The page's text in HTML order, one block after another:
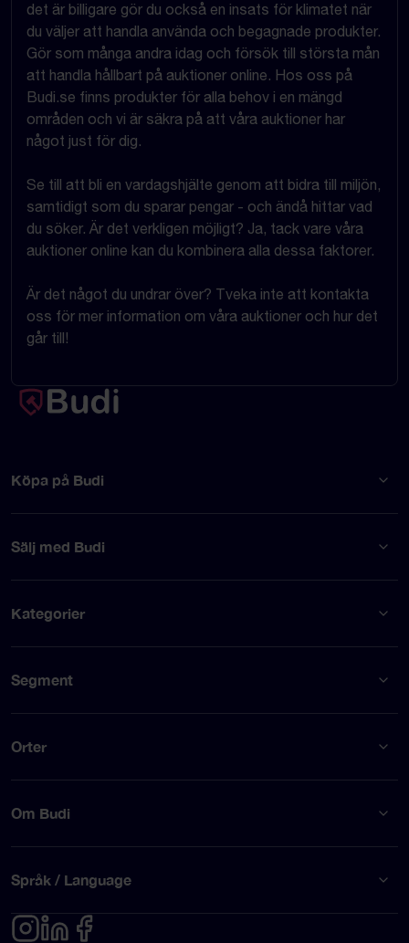
det är billigare gör du också en insats för klimatet när
du väljer att handla använda och begagnade produkter.
Gör som många andra idag och försök till största mån
att handla hållbart på auktioner online. Hos oss på
Budi.se finns produkter för alla behov i en mängd
områden och vi är säkra på att våra auktioner har
något just för dig.
Se till att bli en vardagshjälte genom att bidra till miljön,
samtidigt som du sparar pengar - och ändå hittar vad
du söker. Är det verkligen möjligt? Ja, tack vare våra
auktioner online kan du kombinera alla dessa faktorer.
Är det något du undrar över? Tveka inte att kontakta
oss för mer information om våra auktioner och hur det
går till!
Köpa på Budi
Sälj med Budi
Kategorier
Segment
Orter
Om Budi
Språk / Language